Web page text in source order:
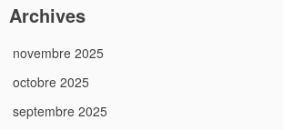
Archives
novembre 2025
octobre 2025
septembre 2025